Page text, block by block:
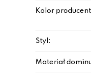
Kolor
Styl:
Materiał